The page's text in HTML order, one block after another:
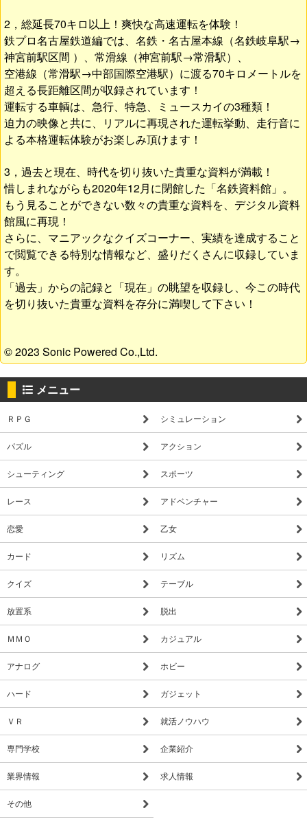
2，総延長70キロ以上！爽快な高速運転を体験！
鉄プロ名古屋鉄道編では、名鉄・名古屋本線（名鉄岐阜駅→
神宮前駅区間 ）、常滑線（神宮前駅→常滑駅）、
空港線（常滑駅→中部国際空港駅）に渡る70キロメートルを
超える長距離区間が収録されています！
運転する車輌は、急行、特急、ミュースカイの3種類！
迫力の映像と共に、リアルに再現された運転挙動、走行音に
よる本格運転体験がお楽しみ頂けます！
3，過去と現在、時代を切り抜いた貴重な資料が満載！
惜しまれながらも2020年12月に閉館した「名鉄資料館」。
もう見ることができない数々の貴重な資料を、デジタル資料
館風に再現！
さらに、マニアックなクイズコーナー、実績を達成すること
で閲覧できる特別な情報など、盛りだくさんに収録していま
す。
「過去」からの記録と「現在」の眺望を収録し、今この時代
を切り抜いた貴重な資料を存分に満喫して下さい！
© 2023 Sonic Powered Co.,Ltd.
メニュー
ＲＰＧ シミュレーション
パズル アクション
シューティング スポーツ
レース アドベンチャー
恋愛 乙女
カード リズム
クイズ テーブル
放置系 脱出
ＭＭＯ カジュアル
アナログ ホビー
ハード ガジェット
ＶＲ 就活ノウハウ
専門学校 企業紹介
業界情報 求人情報
その他